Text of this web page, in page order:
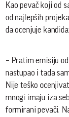
Kao pevač koji od
od najlepših
da ocenjuje
– Pratim emisiju
nastupao i tada
Nije teško
mnogi imaju iza
formirani pevači.